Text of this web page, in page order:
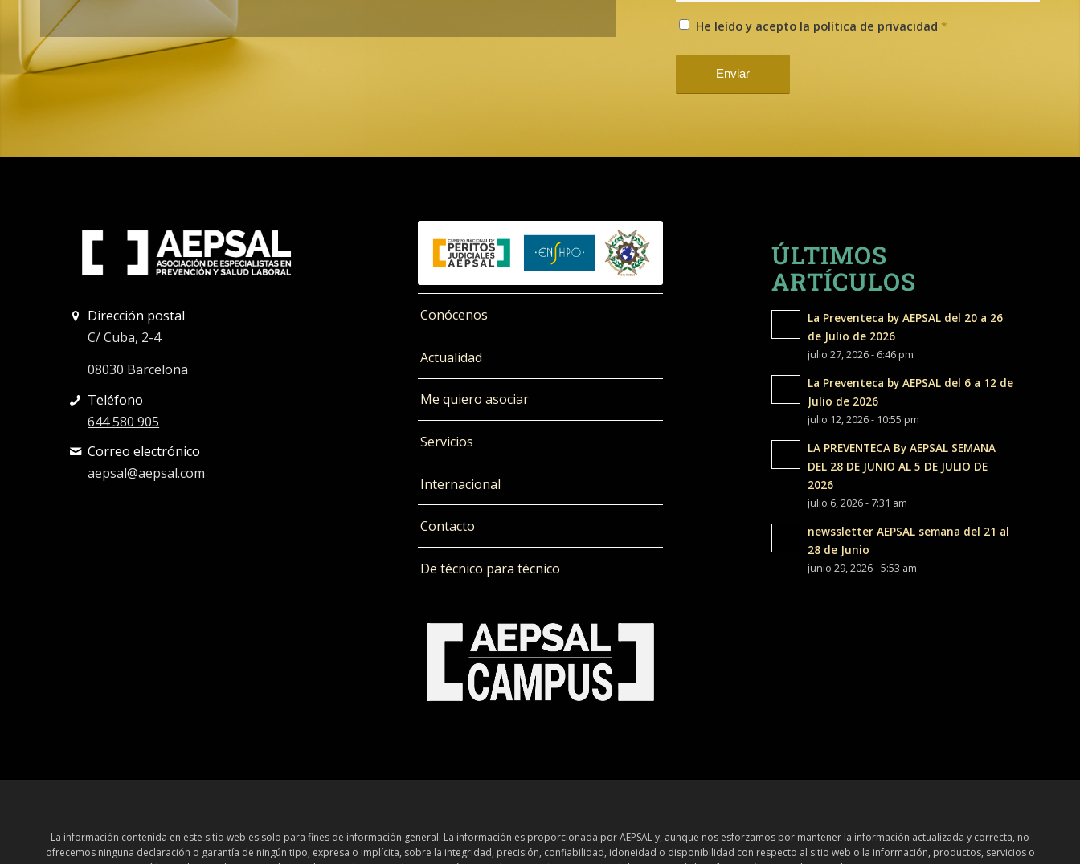
He leído y acepto la política de privacidad *
Dirección postal
C/ Cuba, 2-4
08030 Barcelona
Teléfono
644 580 905
Correo electrónico
aepsal@aepsal.com
Conócenos
Actualidad
Me quiero asociar
Servicios
Internacional
Contacto
De técnico para técnico
ÚLTIMOS
ARTÍCULOS
La Preventeca by AEPSAL del 20 a 26
de Julio de 2026
julio 27, 2026 - 6:46 pm
La Preventeca by AEPSAL del 6 a 12 de
Julio de 2026
julio 12, 2026 - 10:55 pm
LA PREVENTECA By AEPSAL SEMANA
DEL 28 DE JUNIO AL 5 DE JULIO DE
2026
julio 6, 2026 - 7:31 am
newssletter AEPSAL semana del 21 al
28 de Junio
junio 29, 2026 - 5:53 am
La información contenida en este sitio web es solo para fines de información general. La información es proporcionada por AEPSAL y, aunque nos esforzamos por mantener la información actualizada y correcta, no
ofrecemos ninguna declaración o garantía de ningún tipo, expresa o implícita, sobre la integridad, precisión, confiabilidad, idoneidad o disponibilidad con respecto al sitio web o la información, productos, servicios o